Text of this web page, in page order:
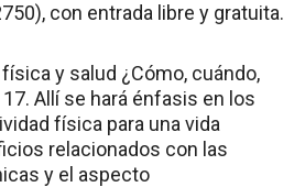
con entrada libre y gratuita.
y salud ¿Cómo, cuándo,
17. Allí se hará énfasis en los
física para una vida
relacionados con las
y el aspecto